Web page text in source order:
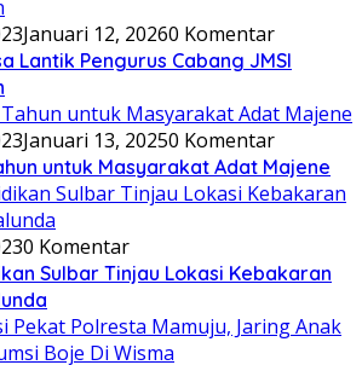
Januari 12, 20260 Komentar
Lantik Pengurus Cabang JMSI
Januari 13, 20250 Komentar
untuk Masyarakat Adat Majene
0 Komentar
Sulbar Tinjau Lokasi Kebakaran